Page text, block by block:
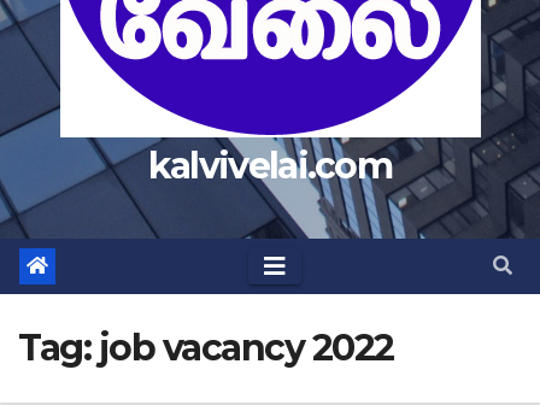
kalvivelai.com
Tag: job vacancy 2022